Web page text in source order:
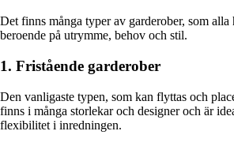
Det finns många typer av garderober, som alla
beroende på utrymme, behov och stil.
1. Fristående garderober
Den vanligaste typen, som kan flyttas och
finns i många storlekar och designer och är
flexibilitet i inredningen.